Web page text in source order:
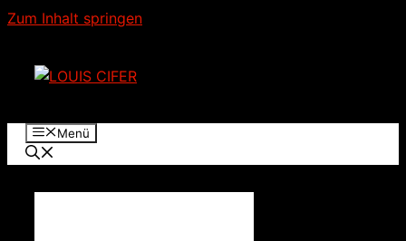
Zum Inhalt springen
Menü